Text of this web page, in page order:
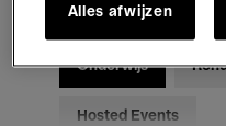
Voor iedereen
Onderwijs
Hosted Events
Alles afwijzen